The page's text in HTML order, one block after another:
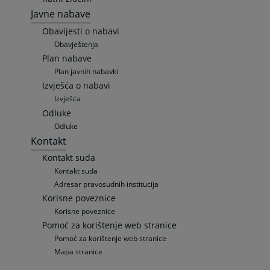
Javne nabave
Obavijesti o nabavi
Obavještenja
Plan nabave
Plan javnih nabavki
Izvješća o nabavi
Izvješća
Odluke
Odluke
Kontakt
Kontakt suda
Kontakt suda
Adresar pravosudnih institucija
Korisne poveznice
Korisne poveznice
Pomoć za korištenje web stranice
Pomoć za korištenje web stranice
Mapa stranice